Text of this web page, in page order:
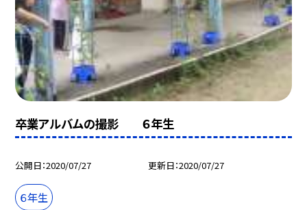
卒業アルバムの撮影 ６年生
公開日 2020/07/27 更新日 2020/07/27
６年生